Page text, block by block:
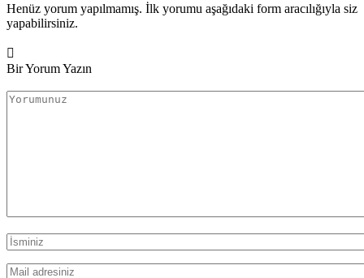
Henüz yorum yapılmamış. İlk yorumu aşağıdaki form aracılığıyla siz
yapabilirsiniz.
Bir Yorum Yazın